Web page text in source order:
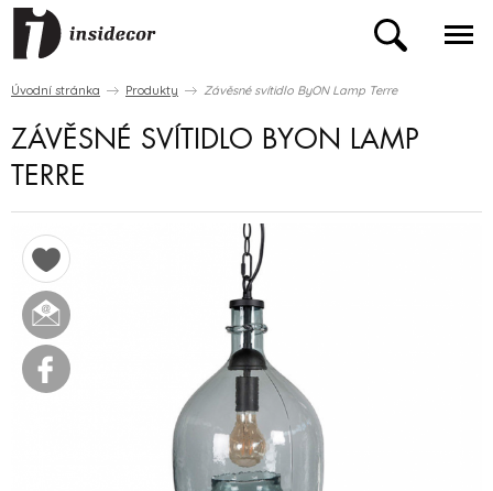
Úvodní stránka Produkty Závěsné svítidlo ByON Lamp Terre
ZÁVĚSNÉ SVÍTIDLO BYON LAMP
TERRE